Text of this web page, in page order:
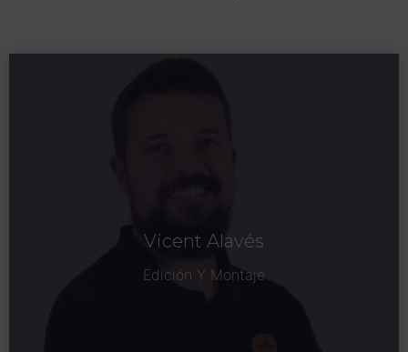
Vicent Alavés
Edición Y Montaje